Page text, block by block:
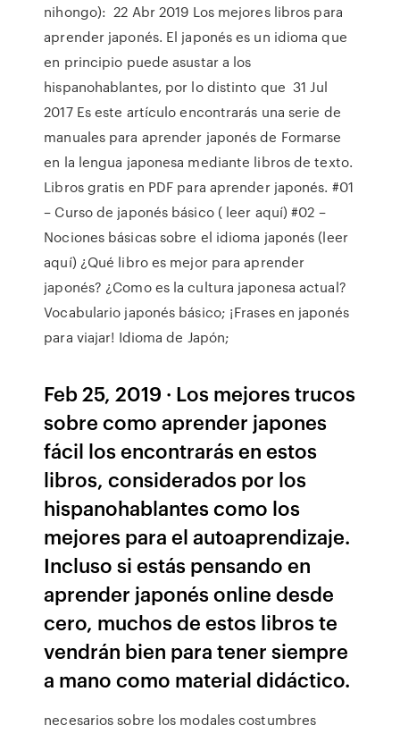
nihongo): 22 Abr 2019 Los mejores libros para
aprender japonés. El japonés es un idioma que
en principio puede asustar a los
hispanohablantes, por lo distinto que 31 Jul
2017 Es este artículo encontrarás una serie de
manuales para aprender japonés de Formarse
en la lengua japonesa mediante libros de texto.
Libros gratis en PDF para aprender japonés. #01
– Curso de japonés básico ( leer aquí) #02 –
Nociones básicas sobre el idioma japonés (leer
aquí) ¿Qué libro es mejor para aprender
japonés? ¿Como es la cultura japonesa actual?
Vocabulario japonés básico; ¡Frases en japonés
para viajar! Idioma de Japón;
Feb 25, 2019 · Los mejores trucos
sobre como aprender japones
fácil los encontrarás en estos
libros, considerados por los
hispanohablantes como los
mejores para el autoaprendizaje.
Incluso si estás pensando en
aprender japonés online desde
cero, muchos de estos libros te
vendrán bien para tener siempre
a mano como material didáctico.
necesarios sobre los modales costumbres